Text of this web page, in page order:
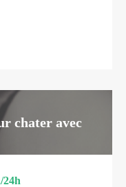
chater avec
24h